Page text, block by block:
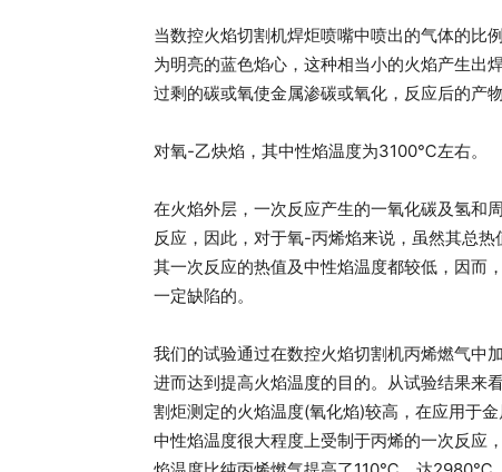
当数控火焰切割机焊炬喷嘴中喷出的气体的比
为明亮的蓝色焰心，这种相当小的火焰产生出
过剩的碳或氧使金属渗碳或氧化，反应后的产
对氧-乙炔焰，其中性焰温度为3100℃左右。
在火焰外层，一次反应产生的一氧化碳及氢和
反应，因此，对于氧-丙烯焰来说，虽然其总
其一次反应的热值及中性焰温度都较低，因而
一定缺陷的。
我们的试验通过在数控火焰切割机丙烯燃气中
进而达到提高火焰温度的目的。从试验结果来
割炬测定的火焰温度(氧化焰)较高，在应用于
中性焰温度很大程度上受制于丙烯的一次反应